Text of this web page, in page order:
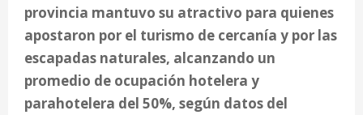
provincia mantuvo su atractivo para quienes
apostaron por el turismo de cercanía y por las
escapadas naturales, alcanzando un
promedio de ocupación hotelera y
parahotelera del 50%, según datos del